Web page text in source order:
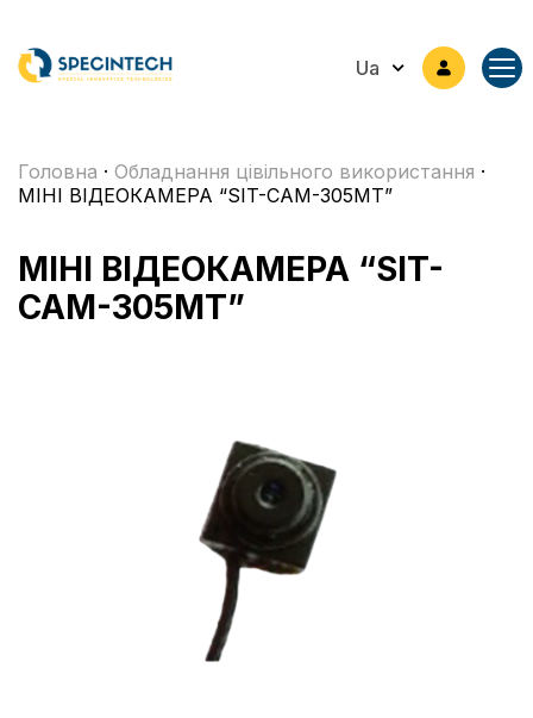
Ua
Головна · Обладнання цівільного використання ·
МІНІ ВІДЕОКАМЕРА “SIT-CAM-305MT”
МІНІ ВІДЕОКАМЕРА “SIT-
CAM-305MT”